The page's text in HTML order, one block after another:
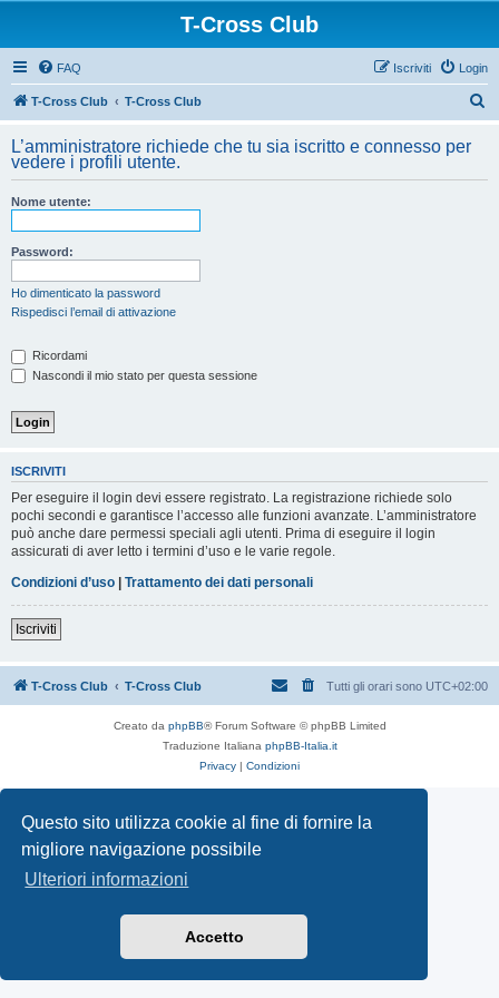
Questo sito utilizza cookie al fine di fornire la
migliore navigazione possibile
Ulteriori informazioni
Accetto
T-Cross Club
FAQ Login
Iscriviti
T-Cross Club T-Cross Club
c
L’amministratore richiede che tu sia iscritto e connesso per
vedere i profili utente.
Nome utente:
Password:
Ho dimenticato la password
Rispedisci l’email di attivazione
Ricordami
Nascondi il mio stato per questa sessione
ISCRIVITI
Per eseguire il login devi essere registrato. La registrazione richiede solo
pochi secondi e garantisce l’accesso alle funzioni avanzate. L’amministratore
può anche dare permessi speciali agli utenti. Prima di eseguire il login
assicurati di aver letto i termini d’uso e le varie regole.
Condizioni d’uso | Trattamento dei dati personali
Iscriviti
T-Cross Club T-Cross Club Tutti gli orari sono UTC+02:00
Creato da phpBB® Forum Software © phpBB Limited
Traduzione Italiana phpBB-Italia.it
Privacy | Condizioni